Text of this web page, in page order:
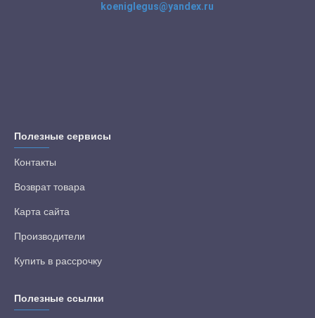
koeniglegus@yandex.ru
Полезные сервисы
Контакты
Возврат товара
Карта сайта
Производители
Купить в рассрочку
Полезные ссылки